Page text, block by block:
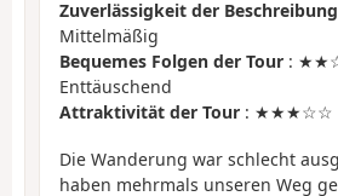
Zuverlässigkeit der Beschreibung
Mittelmäßig
Bequemes Folgen der Tour :
Enttäuschend
Attraktivität der Tour : ★★★☆☆
Die Wanderung war schlecht
haben mehrmals unseren Weg